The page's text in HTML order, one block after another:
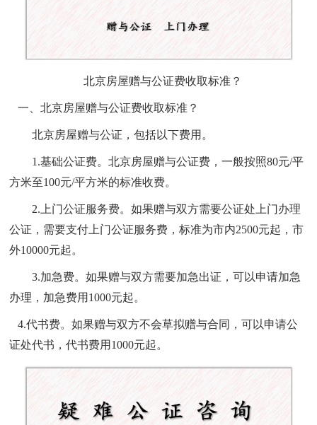
北京房屋赠与公证费收取标准？
一、北京房屋赠与公证费收取标准？
北京房屋赠与公证，包括以下费用。
1.基础公证费。北京房屋赠与公证费，一般按照80元/平
方米至100元/平方米的标准收费。
2. 上门公证服务费。如果赠与双方需要公证处上门办理
公证，需要支付上门公证服务费，标准为市内2500元起，市
外10000元起。
3.加急费。如果赠与双方需要加急出证，可以申请加急
办理，加急费用1000元起。
4.代书费。如果赠与双方不会草拟赠与合同，可以申请公
证处代书，代书费用1000元起。